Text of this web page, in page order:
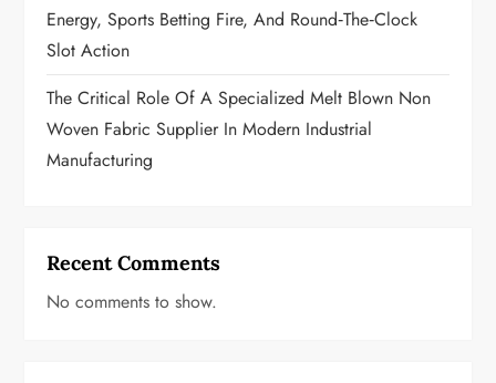
Energy, Sports Betting Fire, And Round‑the‑Clock
Slot Action
The Critical Role Of A Specialized Melt Blown Non
Woven Fabric Supplier In Modern Industrial
Manufacturing
Recent Comments
No comments to show.